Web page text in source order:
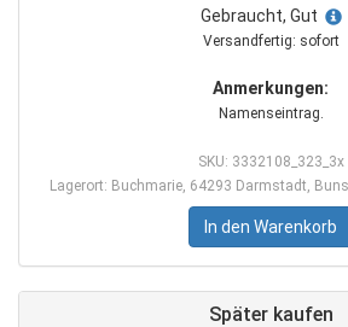
Gebraucht, Gut
Versandfertig: sofort
Anmerkungen:
Namenseintrag.
SKU: 3332108_323_3x
Lagerort: Buchmarie, 64293 Darmstadt,
In den Warenkorb
Später kaufen